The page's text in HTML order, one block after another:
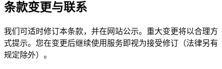
条款变更与联系
我们可适时修订本条款，并在网站公示。重大变更将以合理方
式提示。您在变更后继续使用服务即视为接受修订（法律另有
规定除外）。